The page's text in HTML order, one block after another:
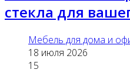
стекла для
Мебель для дома и
18 июля 2026
15